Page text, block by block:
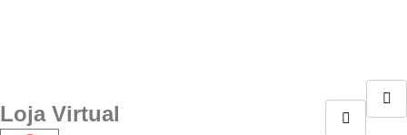
Loja Virtual